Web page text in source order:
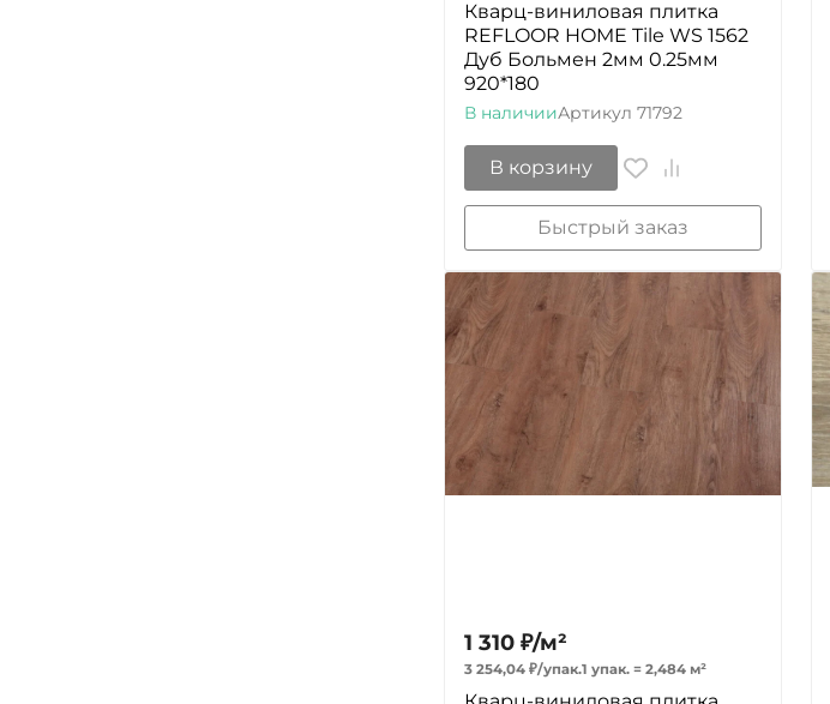
Кварц-виниловая плитка
REFLOOR HOME Tile WS 1562
Дуб Больмен 2мм 0.25мм
920*180
В наличииАртикул 71792
В корзину
Быстрый заказ
1 310 ₽/м²
3 254,04 ₽/упак.1 упак. = 2,484 м²